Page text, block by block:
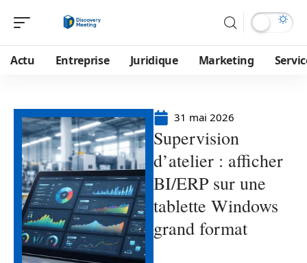
Actu Entreprise Juridique Marketing
31 mai 2026
Supervision
d’atelier : afficher
BI/ERP sur une
tablette Windows
grand format